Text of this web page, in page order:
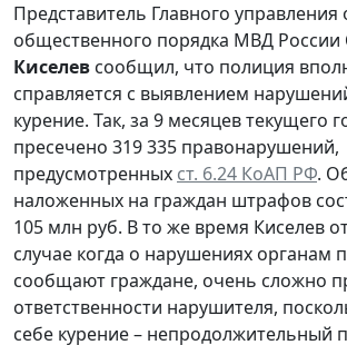
Представитель Главного управления
общественного порядка МВД России
Киселев сообщил, что полиция
справляется с выявлением
курение. Так, за 9 месяцев текущего
пресечено 319 335 правонарушений,
предусмотренных ст. 6.24 КоАП РФ.
наложенных на граждан штрафов
105 млн руб. В то же время Киселев
случае когда о нарушениях органам
сообщают граждане, очень сложно
ответственности нарушителя,
себе курение – непродолжительный